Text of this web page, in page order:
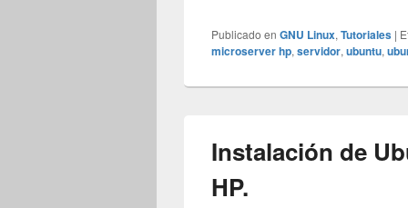
Publicado en GNU Linux,Tutoriales |
microserver hp,servidor,ubuntu,
Instalación de
HP.